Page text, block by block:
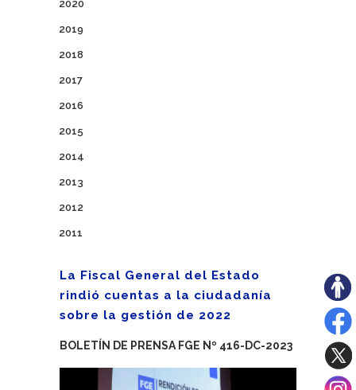
2020
2019
2018
2017
2016
2015
2014
2013
2012
2011
La Fiscal General del Estado
rindió cuentas a la ciudadanía
sobre la gestión de 2022
BOLETÍN DE PRENSA FGE Nº 416-DC-2023